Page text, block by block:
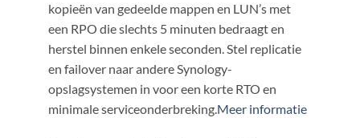
kopieën van gedeelde mappen en LUN’s met
een RPO die slechts 5 minuten bedraagt en
herstel binnen enkele seconden. Stel replicatie
en failover naar andere Synology-
opslagsystemen in voor een korte RTO en
minimale serviceonderbreking.Meer informatie